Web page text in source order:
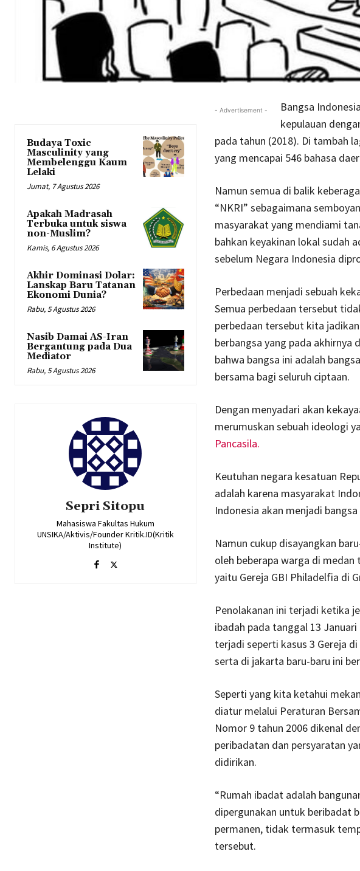
Budaya Toxic
Masculinity yang
Membelenggu Kaum
Lelaki
Jumat, 7 Agustus 2026
Apakah Madrasah
Terbuka untuk siswa
non-Muslim?
Kamis, 6 Agustus 2026
Akhir Dominasi Dolar:
Lanskap Baru Tatanan
Ekonomi Dunia?
Rabu, 5 Agustus 2026
Nasib Damai AS-Iran
Bergantung pada Dua
Mediator
Rabu, 5 Agustus 2026
Sepri Sitopu
Mahasiswa Fakultas Hukum
UNSIKA/Aktivis/Founder Kritik.ID(Kritik
Institute)
- Advertisement -
Bangsa
kepulauan
pada tahun (2018). Di tambah
yang mencapai 546 bahasa
Namun semua di balik
“NKRI” sebagaimana
masyarakat yang mendiami
bahkan keyakinan lokal sudah
sebelum Negara Indonesia
Perbedaan menjadi sebuah
Semua perbedaan tersebut
perbedaan tersebut kita
berbangsa yang pada akhirnya
bahwa bangsa ini adalah
bersama bagi seluruh ciptaan.
Dengan menyadari akan
merumuskan sebuah ideologi
Pancasila.
Keutuhan negara kesatuan
adalah karena masyarakat
Indonesia akan menjadi bangsa
Namun cukup disayangkan
oleh beberapa warga di
yaitu Gereja GBI Philadelfia di
Penolakanan ini terjadi ketika
ibadah pada tanggal 13
terjadi seperti kasus 3 Gereja
serta di jakarta baru-baru ini
Seperti yang kita ketahui
diatur melalui Peraturan
Nomor 9 tahun 2006 dikenal
peribadatan dan persyaratan
didirikan.
“Rumah ibadat adalah
dipergunakan untuk beribadat
permanen, tidak termasuk
tersebut.